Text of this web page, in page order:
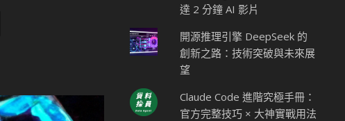
達 2 分鐘 AI 影片
開源推理引擎 DeepSeek 的
創新之路：技術突破與未來展
望
Claude Code 進階究極手冊：
官方完整技巧 × 大神實戰用法